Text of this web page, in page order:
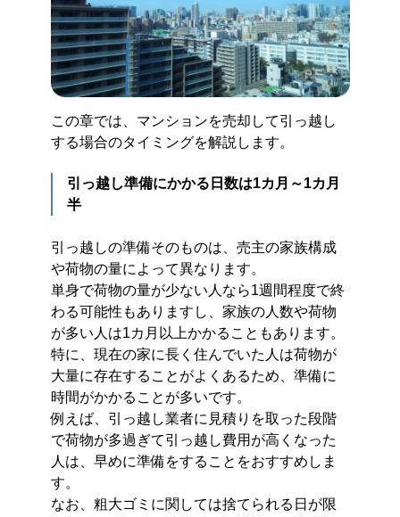
この章では、マンションを売却して引っ越し
する場合のタイミングを解説します。
引っ越し準備にかかる日数は1カ月～1カ月
半
引っ越しの準備そのものは、売主の家族構成
や荷物の量によって異なります。
単身で荷物の量が少ない人なら1週間程度で終
わる可能性もありますし、家族の人数や荷物
が多い人は1カ月以上かかることもあります。
特に、現在の家に長く住んでいた人は荷物が
大量に存在することがよくあるため、準備に
時間がかかることが多いです。
例えば、引っ越し業者に見積りを取った段階
で荷物が多過ぎて引っ越し費用が高くなった
人は、早めに準備をすることをおすすめしま
す。
なお、粗大ゴミに関しては捨てられる日が限